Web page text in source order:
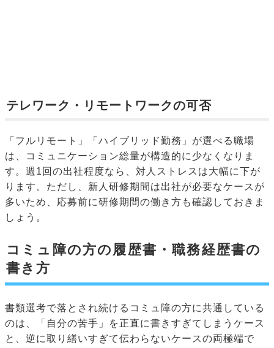
テレワーク・リモートワークの可否
「フルリモート」「ハイブリッド勤務」が選べる職場
は、コミュニケーション総量が構造的に少なくなりま
す。週1回の出社程度なら、対人ストレスは大幅に下が
ります。ただし、新人研修期間は出社が必要なケースが
多いため、応募前に研修期間の働き方も確認しておきま
しょう。
コミュ障の方の履歴書・職務経歴書の
書き方
書類選考で落とされ続けるコミュ障の方に共通している
のは、「自分の苦手」を正直に書きすぎてしまうケース
と、逆に取り繕いすぎて伝わらないケースの両極端で